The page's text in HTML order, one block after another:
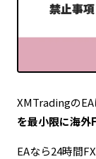
編集方針に
読者の資産
XMTradingのEA
を最小限に海外
EAなら24時間